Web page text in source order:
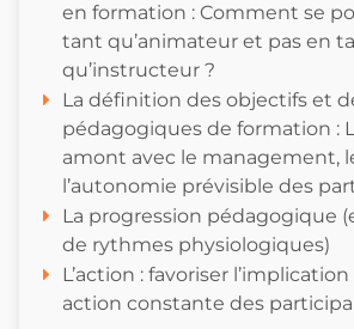
en formation : Comment se
tant qu’animateur et pas en
qu’instructeur ?
La définition des objectifs et
pédagogiques de formation :
amont avec le management,
l’autonomie prévisible des
La progression pédagogique
de rythmes physiologiques)
L’action : favoriser
action constante des